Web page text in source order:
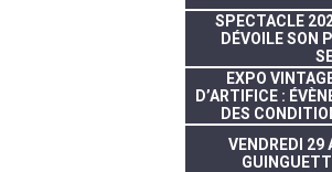
SPECTACLE
DÉVOILE SON
EXPO
D’ARTIFICE :
DES
VENDREDI 29